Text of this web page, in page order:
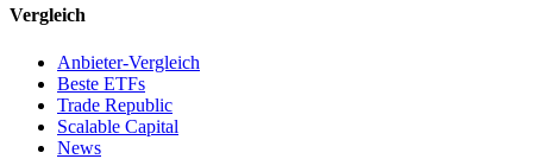
Vergleich
Anbieter-Vergleich
Beste ETFs
Trade Republic
Scalable Capital
News